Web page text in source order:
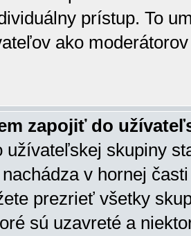
prístup. To
ako
zapojiť do
užívateľskej skupiny
v hornej
prezrieť všetky
sú uzavreté a